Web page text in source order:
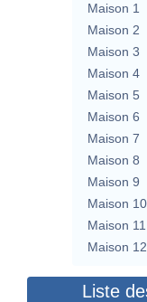
Maison 1
Maison 2
Maison 3
Maison 4
Maison 5
Maison 6
Maison 7
Maison 8
Maison 9
Maison 10
Maison 11
Maison 12
Liste